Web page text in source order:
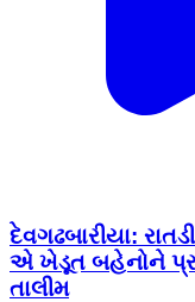
દેવગઢબારીયા:
એ ખેડૂત બહેનોને
તાલીમ